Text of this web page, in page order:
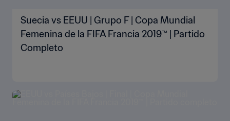
Suecia vs EEUU | Grupo F | Copa Mundial
Femenina de la FIFA Francia 2019™ | Partido
Completo